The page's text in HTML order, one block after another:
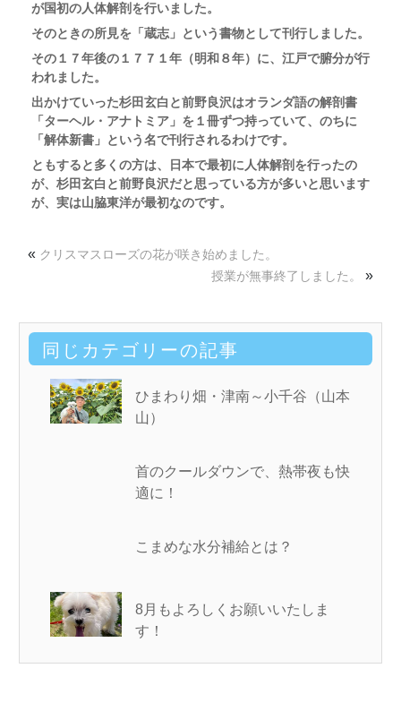
が国初の人体解剖を行いました。
そのときの所見を「蔵志」という書物として刊行しました。
その１７年後の１７７１年（明和８年）に、江戸で腑分が行
われました。
出かけていった杉田玄白と前野良沢はオランダ語の解剖書
「ターヘル・アナトミア」を１冊ずつ持っていて、のちに
「解体新書」という名で刊行されるわけです。
ともすると多くの方は、日本で最初に人体解剖を行ったの
が、杉田玄白と前野良沢だと思っている方が多いと思います
が、実は山脇東洋が最初なのです。
« クリスマスローズの花が咲き始めました。
授業が無事終了しました。
»
同じカテゴリーの記事
ひまわり畑・津南～小千谷（山本
山）
首のクールダウンで、熱帯夜も快
適に！
こまめな水分補給とは？
8月もよろしくお願いいたしま
す！